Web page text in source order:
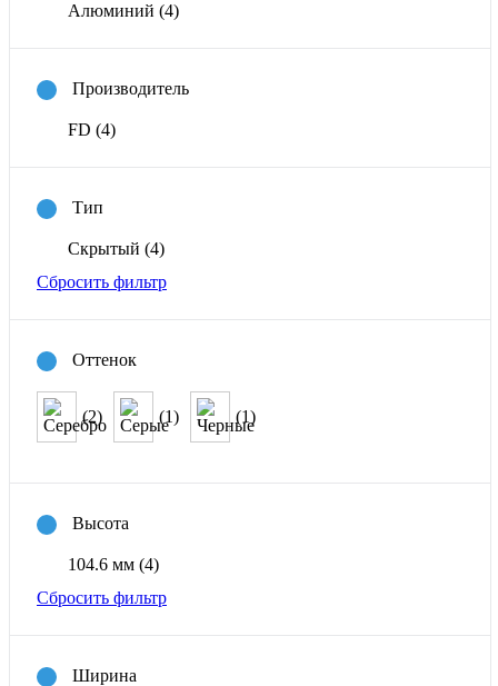
Алюминий (4)
Производитель
FD (4)
Тип
Скрытый (4)
Сбросить фильтр
Оттенок
(2) (1) (1)
Высота
104.6 мм (4)
Сбросить фильтр
Ширина